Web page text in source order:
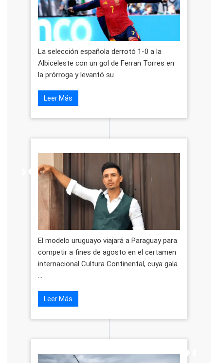
La selección española derrotó 1-0 a la
Albiceleste con un gol de Ferran Torres en
la prórroga y levantó su ...
Leer Más
El modelo uruguayo viajará a Paraguay para
competir a fines de agosto en el certamen
internacional Cultura Continental, cuya gala
...
Leer Más